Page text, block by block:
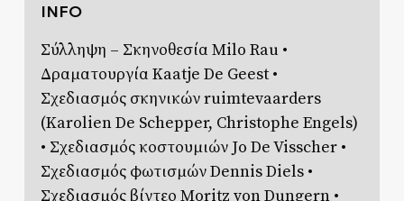
INFO
Σύλληψη – Σκηνοθεσία Milo Rau •
Δραματουργία Kaatje De Geest •
Σχεδιασμός σκηνικών ruimtevaarders
(Karolien De Schepper, Christophe Engels)
• Σχεδιασμός κοστουμιών Jo De Visscher •
Σχεδιασμός φωτισμών Dennis Diels •
Σχεδιασμός βίντεο Moritz von Dungern •